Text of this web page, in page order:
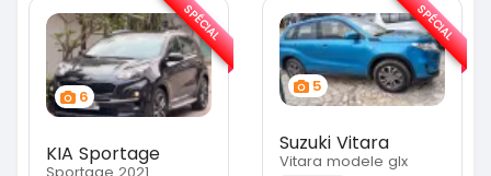
6
KIA Sportage
SPÉCIAL
5
Suzuki Vitara
Vitara modele glx
SPÉCIAL